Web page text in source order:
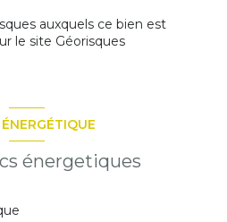
auxquels ce bien est
le site Géorisques
énergetiques